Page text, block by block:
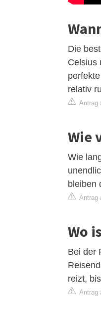
Die
Celsius
relativ
Antrag
Wie
Wie
bleiben
Antrag
Wo
Bei der
reizt,
Antrag